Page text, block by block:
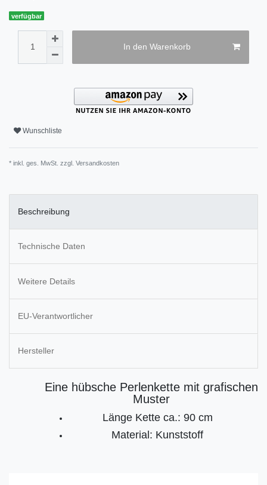
verfügbar
In den Warenkorb
Wunschliste
* inkl. ges. MwSt. zzgl. Versandkosten
Beschreibung
Technische Daten
Weitere Details
EU-Verantwortlicher
Hersteller
Eine hübsche Perlenkette mit grafischen
Muster
Länge Kette ca.: 90 cm
Material: Kunststoff